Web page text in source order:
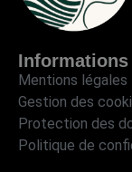
Informations
Mentions légales
Gestion des
Protection des
Politique de